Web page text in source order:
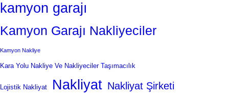
kamyon garajı
Kamyon Garajı Nakliyeciler
Kamyon Nakliye
Kara Yolu Nakliye Ve Nakliyeciler Taşımacılık
Lojistik Nakliyat Nakliyat Nakliyat Şirketi